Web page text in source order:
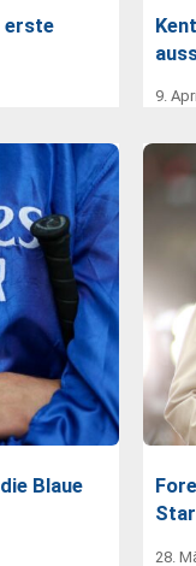
erste
9.
Blaue
28.